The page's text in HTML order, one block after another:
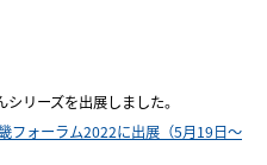
リーズを出展しました。
ォーラム2022に出展（5月19日～